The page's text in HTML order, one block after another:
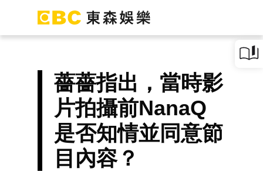
薔薔指出，當時影
片拍攝前NanaQ
是否知情並同意節
目內容？